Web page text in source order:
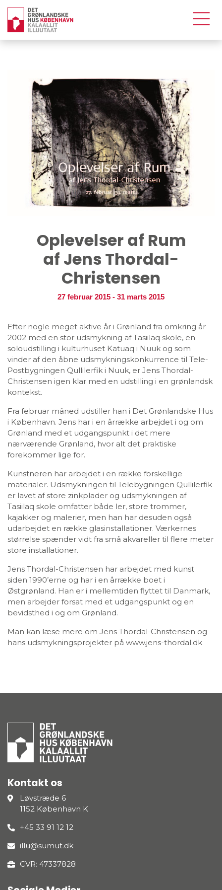
Oplevelser af Rum
af Jens Thordal-
Christensen
27 februar 2015 - 31 marts 2015
Efter nogle meget aktive år i Grønland fra omkring år
2002 med en stor udsmykning af Tasiilaq skole, en
soloudstilling i kulturhuset Katuaq i Nuuk og som
vinder af den åbne udsmykningskonkurrence til Tele-
Postbygningen Qullilerfik i Nuuk, er Jens Thordal-
Christensen igen klar med en udstilling i en grønlandsk
kontekst.
Fra februar måned udstiller han i Det Grønlandske Hus
i København. Jens har i en årrække arbejdet i og om
Grønland med et udgangspunkt i det mere
nærværende Grønland, hvor alt det praktiske
forekommer lige for.
Kunstneren har arbejdet i en række forskellige
materialer. Udsmykningen til Telebygningen Qullilerfik
er lavet af store zinkplader og udsmykningen af
Tasiilaq skole omfatter både ler, store trommer,
kajakker og malerier, men han har desuden også
udarbejdet en række glasinstallationer. Værkernes
størrelse spænder vidt fra små akvareller til flere meter
store installationer.
Jens Thordal-Christensen har arbejdet med kunst
siden 1990’erne og har i en årrække boet i
Østgrønland. Han er i mellemtiden flyttet til Danmark,
men arbejder forsat med et udgangspunkt og en
bevidsthed i og om Grønland.
Man kan læse mere om Jens Thordal-Christensen og
hans udsmykningsprojekter på www.jens-thordal.dk
Kontakt os
Løvstræde 6
1152 København K
+45 33 91 12 12
illu@sumut.dk
CVR: 47337828